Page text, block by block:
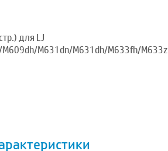
для LJ
M631dn/M631dh/M633fh/M633z